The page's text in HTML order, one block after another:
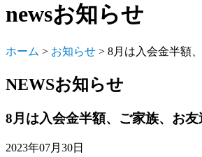
newsお知らせ
ホーム > お知らせ > 8月は入会金半額
NEWSお知らせ
8月は入会金半額、ご家族、お
2023年07月30日